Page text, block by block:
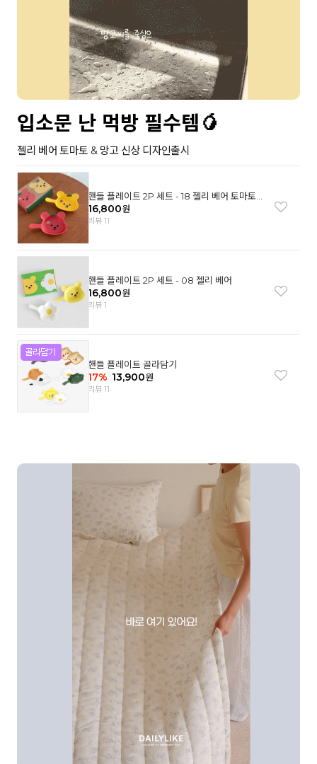
입소문 난 먹방 필수템🥭
젤리 베어 토마토 & 망고 신상 디자인출시
핸들 플레이트 2P 세트 - 18 젤리 베어 토마토
& 망고
16,800원
리뷰 11
핸들 플레이트 2P 세트 - 08 젤리 베어
16,800원
리뷰 1
핸들 플레이트 골라담기
17% 13,900원
리뷰 11